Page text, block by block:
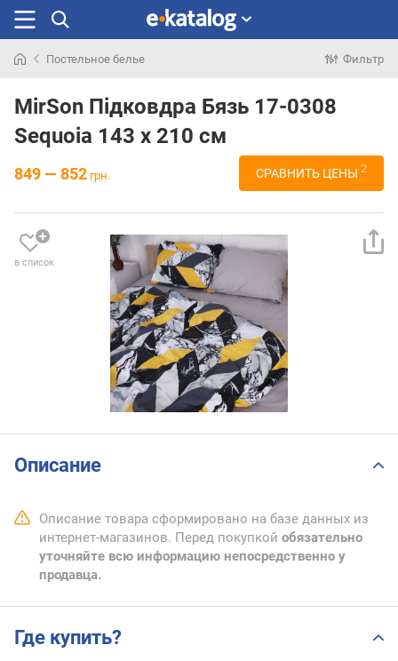
раньше
Постельное белье Фильтр
MirSon Підковдра Бязь 17-0308
Sequoia 143 x 210 см
849 — 852 грн. СРАВНИТЬ ЦЕНЫ 2
в список
Описание
Описание товара сформировано на базе данных из
интернет-магазинов. Перед покупкой обязательно
уточняйте всю информацию непосредственно у
продавца.
Где купить?